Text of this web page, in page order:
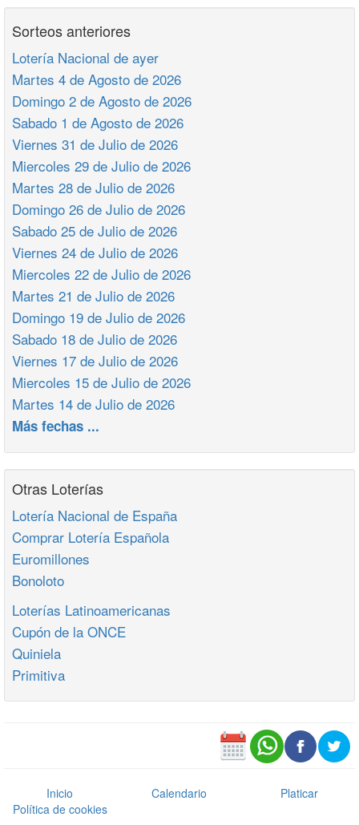
Sorteos anteriores
Lotería Nacional de ayer
Martes 4 de Agosto de 2026
Domingo 2 de Agosto de 2026
Sabado 1 de Agosto de 2026
Viernes 31 de Julio de 2026
Miercoles 29 de Julio de 2026
Martes 28 de Julio de 2026
Domingo 26 de Julio de 2026
Sabado 25 de Julio de 2026
Viernes 24 de Julio de 2026
Miercoles 22 de Julio de 2026
Martes 21 de Julio de 2026
Domingo 19 de Julio de 2026
Sabado 18 de Julio de 2026
Viernes 17 de Julio de 2026
Miercoles 15 de Julio de 2026
Martes 14 de Julio de 2026
Más fechas ...
Otras Loterías
Lotería Nacional de España
Comprar Lotería Española
Euromillones
Bonoloto
Loterías Latinoamericanas
Cupón de la ONCE
Quiniela
Primitiva
Inicio Calendario
Platicar
Política de cookies